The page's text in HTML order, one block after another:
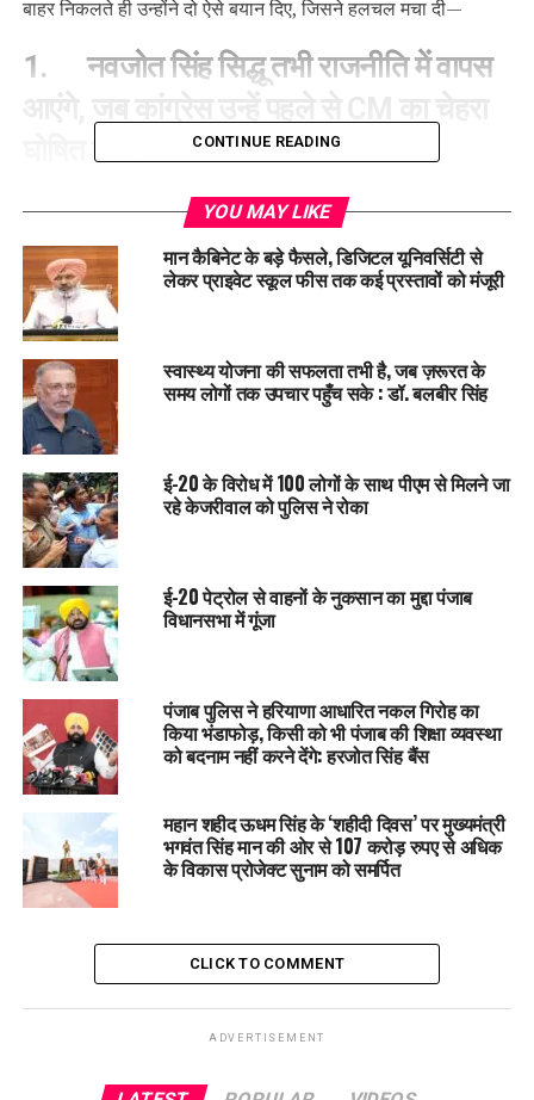
बाहर निकलते ही उन्होंने दो ऐसे बयान दिए, जिसने हलचल मचा दी—
1. नवजोत सिंह सिद्धू तभी राजनीति में वापस
घोषित करे।
यानी पहले कुर्सी तय करो, फिर हम आएंगे।
2.उनके पास“500करोड़ रुपये”नहीं हैं।
उन्होंने कहा कि इतने पैसे “किसके पास होते हैं?”
लोगों ने इस बात का सीधा मतलब निकाला कि कांग्रेस में मुख्यमंत्री बनना
महंगा सौदा है।
इन्हीं बातों को पकड़कर AAP ने कांग्रेस से जवाब मांगना शुरू कर दिया।
AAPनेता बलतेज पन्नू का पलटवार–
500करोड़ की राजनीति?
AAP पंजाब के महासचिव और मीडिया प्रभारी
के बयान ने कांग्रेस की “अंदरूनी सच्चाई” को उजागर कर दिया है।
उन्होंने पूछा—
“क्या कांग्रेस की लीडरशिप सच में मुख्यमंत्री का चेहरा500करोड़ रुपये
में बेचती है?अगर सिद्धू के पास नहीं हैं,तो ये500करोड़ कौन देता है?”
पन्नू ने यह भी पूछा कि यह पैसा आखिर जाता कहां है?
क्या यह पैसा जाता है—
पंजाब कांग्रेस अध्यक्ष अमरिंदर सिंह राजा वड़िंग को?
विपक्ष के नेता प्रताप सिंह बाजवा को?
कांग्रेस अध्यक्ष मल्लिकार्जुन खड़गे को?
पंजाब की जनता जवाब चाहती है
CONTINUE READING
YOU MAY LIKE
मान कैबिनेट के बड़े फैसले, डिजिटल यूनिवर्सिटी से
लेकर प्राइवेट स्कूल फीस तक कई प्रस्तावों को मंजूरी
स्वास्थ्य योजना की सफलता तभी है, जब ज़रूरत के
समय लोगों तक उपचार पहुँच सके : डॉ. बलबीर सिंह
ई-20 के विरोध में 100 लोगों के साथ पीएम से मिलने जा
रहे केजरीवाल को पुलिस ने रोका
ई-20 पेट्रोल से वाहनों के नुकसान का मुद्दा पंजाब
विधानसभा में गूंजा
पंजाब पुलिस ने हरियाणा आधारित नकल गिरोह का
किया भंडाफोड़, किसी को भी पंजाब की शिक्षा व्यवस्था
को बदनाम नहीं करने देंगे: हरजोत सिंह बैंस
महान शहीद ऊधम सिंह के ‘शहीदी दिवस’ पर मुख्यमंत्री
भगवंत सिंह मान की ओर से 107 करोड़ रुपए से अधिक
के विकास प्रोजेक्ट सुनाम को समर्पित
CLICK TO COMMENT
ADVERTISEMENT